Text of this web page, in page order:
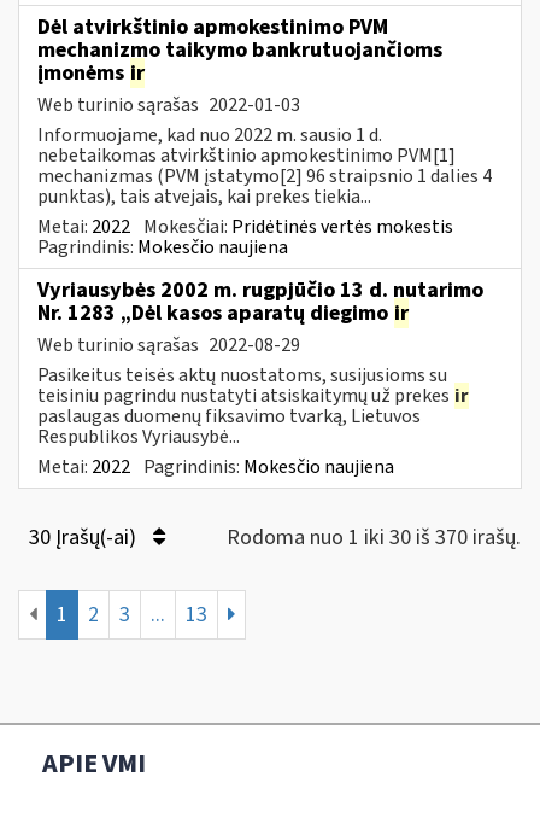
Dėl atvirkštinio apmokestinimo PVM
mechanizmo taikymo bankrutuojančioms
įmonėms ir
Web turinio sąrašas 2022-01-03
Informuojame, kad nuo 2022 m. sausio 1 d.
nebetaikomas atvirkštinio apmokestinimo PVM[1]
mechanizmas (PVM įstatymo[2] 96 straipsnio 1 dalies 4
punktas), tais atvejais, kai prekes tiekia...
Metai: 2022 Mokesčiai: Pridėtinės vertės mokestis
Pagrindinis: Mokesčio naujiena
Vyriausybės 2002 m. rugpjūčio 13 d. nutarimo
Nr. 1283 „Dėl kasos aparatų diegimo ir
Web turinio sąrašas 2022-08-29
Pasikeitus teisės aktų nuostatoms, susijusioms su
teisiniu pagrindu nustatyti atsiskaitymų už prekes ir
paslaugas duomenų fiksavimo tvarką, Lietuvos
Respublikos Vyriausybė...
Metai: 2022 Pagrindinis: Mokesčio naujiena
30 Įrašų(-ai) Rodoma nuo 1 iki 30 iš 370 irašų.
1 2 3 ... 13
APIE VMI